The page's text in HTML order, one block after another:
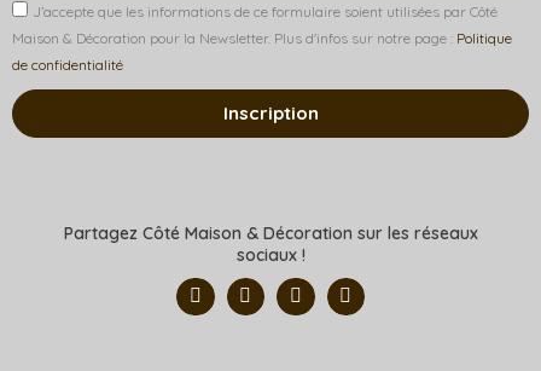
J’accepte que les informations de ce formulaire soient utilisées par Côté
Maison & Décoration pour la Newsletter. Plus d'infos sur notre page : Politique
de confidentialité
Inscription
Partagez Côté Maison & Décoration sur les réseaux
sociaux !